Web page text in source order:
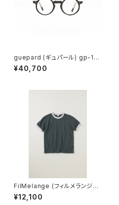
guepard (ギュパール) gp-11
noir cristal (clear lens) メガ
ネ
¥40,700
FilMelange (フィルメランジェ)
EMMA / エマ VINTAGE TENJ
IKU (charcoal khaki)
¥12,100